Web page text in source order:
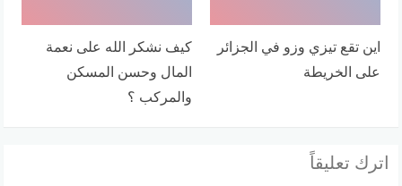
اين تقع تيزي وزو في الجزائر
على الخريطة
كيف نشكر الله على نعمة
المال وحسن المسكن
والمركب ؟
اترك تعليقاً